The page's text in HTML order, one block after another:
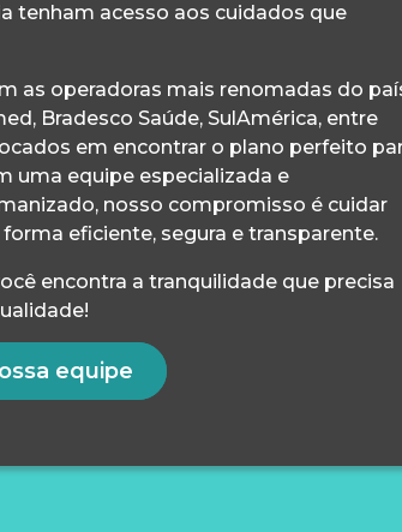
tenham acesso aos cuidados que
as operadoras mais renomadas do
Bradesco Saúde, SulAmérica, entre
em encontrar o plano perfeito
uma equipe especializada e
nosso compromisso é cuidar
eficiente, segura e transparente.
encontra a tranquilidade que precisa
equipe